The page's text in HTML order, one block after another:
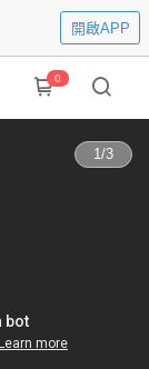
開啟APP
0
1/3